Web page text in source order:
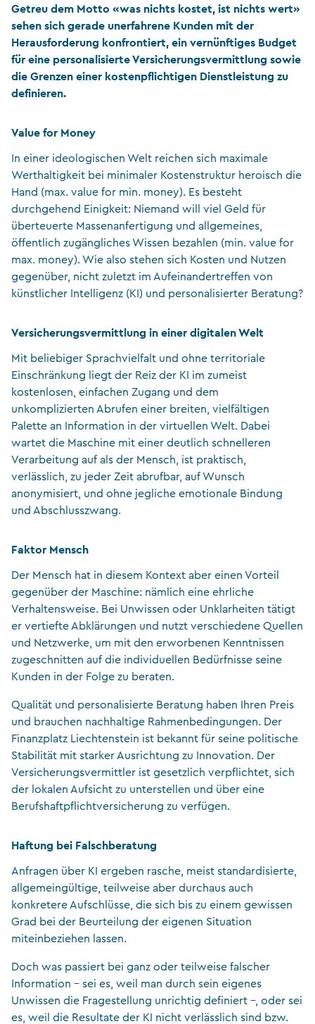
Getreu dem Motto «was nichts kostet, ist nichts wert»
sehen sich gerade unerfahrene Kunden mit der
Herausforderung konfrontiert, ein vernünftiges Budget
für eine personalisierte Versicherungsvermittlung sowie
die Grenzen einer kostenpflichtigen Dienstleistung zu
definieren.
Value for Money
In einer ideologischen Welt reichen sich maximale
Werthaltigkeit bei minimaler Kostenstruktur heroisch die
Hand (max. value for min. money). Es besteht
durchgehend Einigkeit: Niemand will viel Geld für
überteuerte Massenanfertigung und allgemeines,
öffentlich zugängliches Wissen bezahlen (min. value for
max. money). Wie also stehen sich Kosten und Nutzen
gegenüber, nicht zuletzt im Aufeinandertreffen von
künstlicher Intelligenz (KI) und personalisierter Beratung?
Versicherungsvermittlung in einer digitalen Welt
Mit beliebiger Sprachvielfalt und ohne territoriale
Einschränkung liegt der Reiz der KI im zumeist
kostenlosen, einfachen Zugang und dem
unkomplizierten Abrufen einer breiten, vielfältigen
Palette an Information in der virtuellen Welt. Dabei
wartet die Maschine mit einer deutlich schnelleren
Verarbeitung auf als der Mensch, ist praktisch,
verlässlich, zu jeder Zeit abrufbar, auf Wunsch
anonymisiert, und ohne jegliche emotionale Bindung
und Abschlusszwang.
Faktor Mensch
Der Mensch hat in diesem Kontext aber einen Vorteil
gegenüber der Maschine: nämlich eine ehrliche
Verhaltensweise. Bei Unwissen oder Unklarheiten tätigt
er vertiefte Abklärungen und nutzt verschiedene Quellen
und Netzwerke, um mit den erworbenen Kenntnissen
zugeschnitten auf die individuellen Bedürfnisse seine
Kunden in der Folge zu beraten.
Qualität und personalisierte Beratung haben Ihren Preis
und brauchen nachhaltige Rahmenbedingungen. Der
Finanzplatz Liechtenstein ist bekannt für seine politische
Stabilität mit starker Ausrichtung zu Innovation. Der
Versicherungsvermittler ist gesetzlich verpflichtet, sich
der lokalen Aufsicht zu unterstellen und über eine
Berufshaftpflichtversicherung zu verfügen.
Haftung bei Falschberatung
Anfragen über KI ergeben rasche, meist standardisierte,
allgemeingültige, teilweise aber durchaus auch
konkretere Aufschlüsse, die sich bis zu einem gewissen
Grad bei der Beurteilung der eigenen Situation
miteinbeziehen lassen.
Doch was passiert bei ganz oder teilweise falscher
Information – sei es, weil man durch sein eigenes
Unwissen die Fragestellung unrichtig definiert –, oder sei
es, weil die Resultate der KI nicht verlässlich sind bzw.